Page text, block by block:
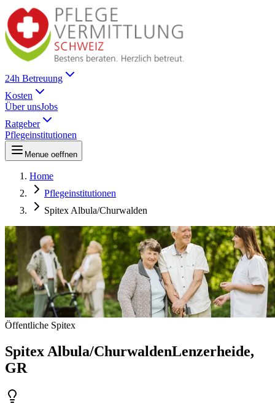
24h Betreuung
Kosten
Über unsJobs
Ratgeber
Pflegeinstitutionen
Menue oeffnen
Home
Pflegeinstitutionen
Spitex Albula/Churwalden
Öffentliche Spitex
Spitex Albula/ChurwaldenLenzerheide,
GR